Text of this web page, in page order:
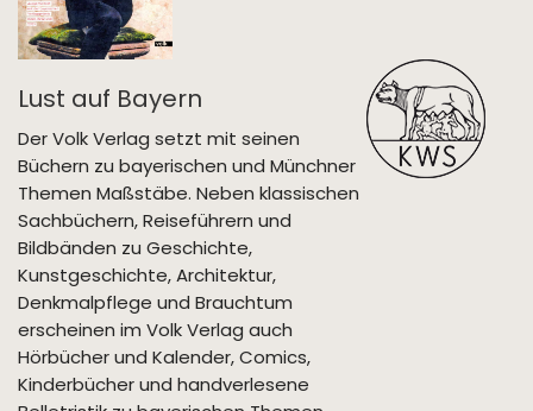
Lust auf Bayern
Der Volk Verlag setzt mit seinen
Büchern zu bayerischen und Münchner
Themen Maßstäbe. Neben klassischen
Sachbüchern, Reiseführern und
Bildbänden zu Geschichte,
Kunstgeschichte, Architektur,
Denkmalpflege und Brauchtum
erscheinen im Volk Verlag auch
Hörbücher und Kalender, Comics,
Kinderbücher und handverlesene